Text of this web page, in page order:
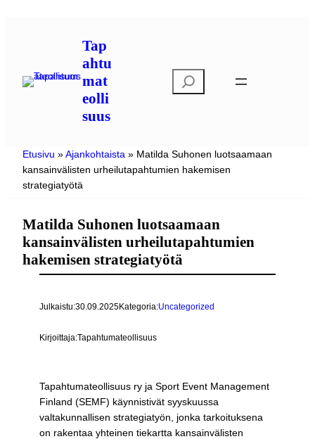
Tap
ahtu
mat
eolli
suus
t
Etusivu »Ajankohtaista » Matilda Suhonen luotsaamaan
kansainvälisten urheilutapahtumien hakemisen
strategiatyötä
Matilda Suhonen luotsaamaan
kansainvälisten urheilutapahtumien
hakemisen strategiatyötä
Julkaistu:30.09.2025Kategoria:Uncategorized
Kirjoittaja:Tapahtumateollisuus
Tapahtumateollisuus ry ja Sport Event Management
Finland (SEMF) käynnistivät syyskuussa
valtakunnallisen strategiatyön, jonka tarkoituksena
on rakentaa yhteinen tiekartta kansainvälisten